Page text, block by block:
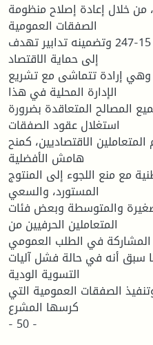
خلال إعادة إصلاح منظومة
الصفقات العمومية
بإصدار المرسوم الرئاسي رقم 15-247 وتضمينه تدابير تهدف
إلى حماية الاقتصاد
وهي إرادة تتماشى مع تشريع
الإدارة المحلية في هذا
المصالح المتعاقدة بضرورة
استغلال عقود الصفقات
الاقتصاديين، كمنح
هامش الأفضلية
مع منع اللجوء إلى المنتوج
المستورد، والسعي
والمتوسطة وبعض فئات
المتعاملين الحرفيين من
المشاركة في الطلب العمومي .
سبق أنه في حالة فشل آليات
التسوية الودية
الصفقات العمومية التي
كرسها المشرع
- 50 -